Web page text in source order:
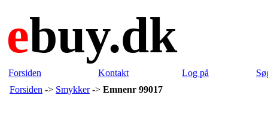
ebuy.dk
Forsiden Kontakt Log på
Forsiden -> Smykker-> Emnenr 99017